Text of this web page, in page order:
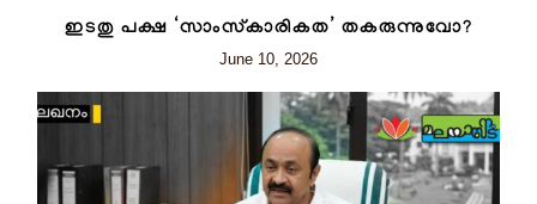
ഇടതു പക്ഷ ‘സാംസ്‌കാരികത’ തകരുന്നുവോ?
June 10, 2026